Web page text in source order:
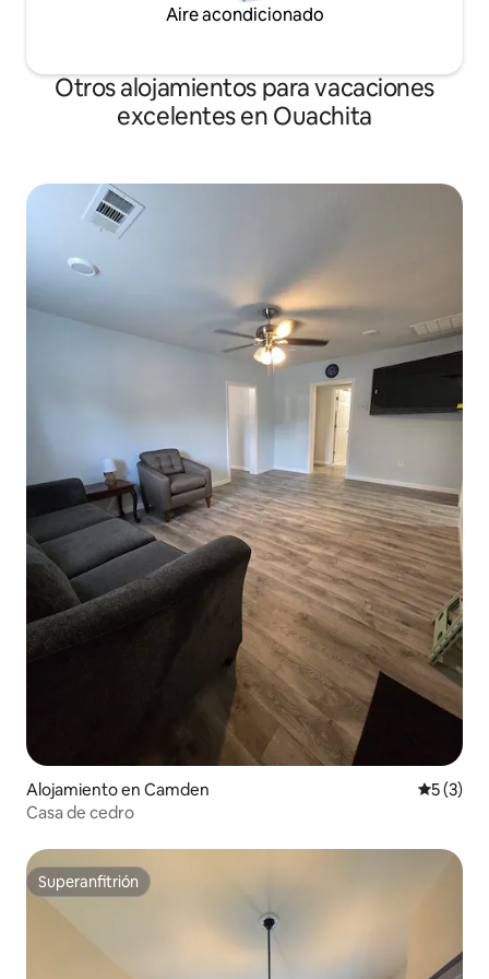
Aire acondicionado
Otros alojamientos para vacaciones
excelentes en Ouachita
Alojamiento en Camden
5 (3)
Casa de cedro
Superanfitrión
Superanfitrión